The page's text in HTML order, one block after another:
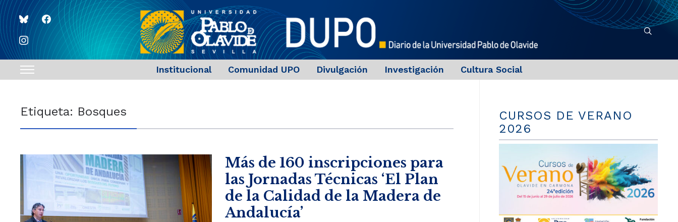
blueskyfacebook
instagram
Toggle
navigation
Institucional Comunidad UPO Divulgación Investigación Cultura Social
Etiqueta: Bosques
Más de 160 inscripciones para
las Jornadas Técnicas ‘El Plan
de la Calidad de la Madera de
Andalucía’
CURSOS DE VERANO
2026